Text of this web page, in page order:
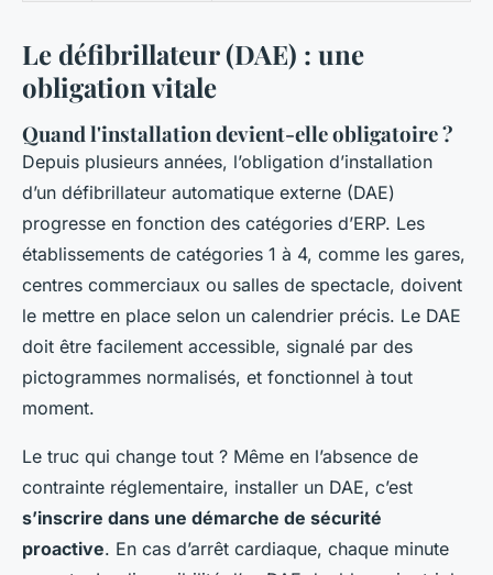
Le défibrillateur (DAE) : une
obligation vitale
Quand l'installation devient-elle obligatoire ?
Depuis plusieurs années, l’obligation d’installation
d’un défibrillateur automatique externe (DAE)
progresse en fonction des catégories d’ERP. Les
établissements de catégories 1 à 4, comme les gares,
centres commerciaux ou salles de spectacle, doivent
le mettre en place selon un calendrier précis. Le DAE
doit être facilement accessible, signalé par des
pictogrammes normalisés, et fonctionnel à tout
moment.
Le truc qui change tout ? Même en l’absence de
contrainte réglementaire, installer un DAE, c’est
s’inscrire dans une démarche de sécurité
proactive. En cas d’arrêt cardiaque, chaque minute